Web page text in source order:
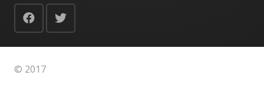
© 2017